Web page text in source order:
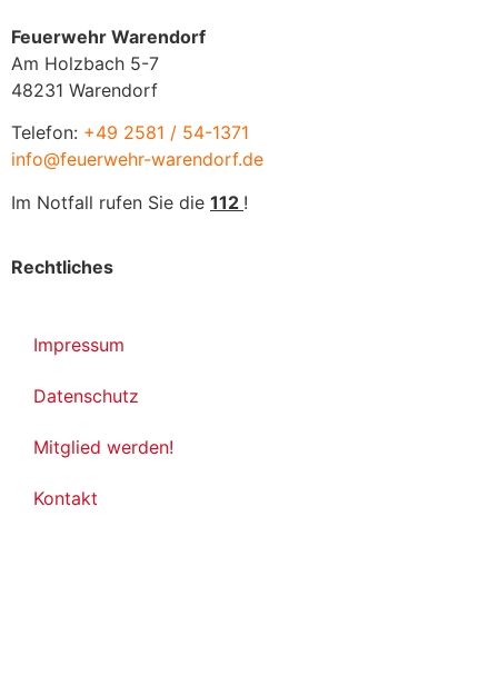
Feuerwehr Warendorf
Am Holzbach 5-7
48231 Warendorf
Telefon: +49 2581 / 54-1371
info@feuerwehr-warendorf.de
Im Notfall rufen Sie die 112 !
Rechtliches
Impressum
Datenschutz
Mitglied werden!
Kontakt